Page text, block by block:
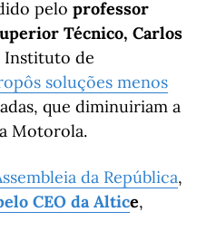
pelo professor
Técnico, Carlos
Instituto de
soluções menos
que diminuiriam a
Motorola.
da República,
CEO da Altice,